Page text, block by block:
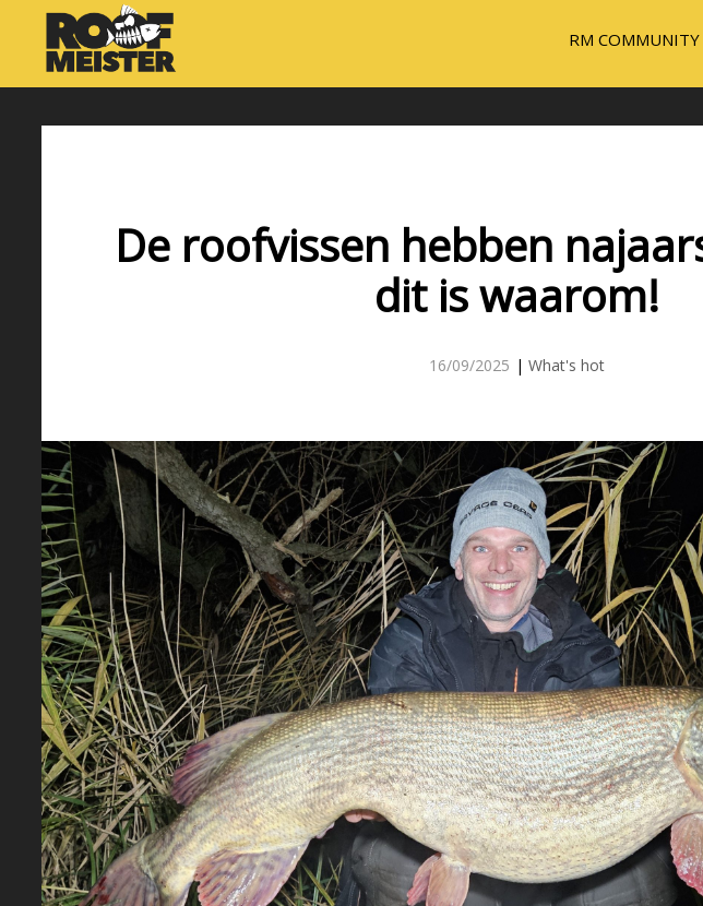
RM
De roofvissen hebben
dit is waarom!
16/09/2025 | What's hot